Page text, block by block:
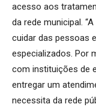
acesso aos
da rede municipal.
cuidar das pessoas
especializados. Por
com instituições de
entregar um
necessita da rede